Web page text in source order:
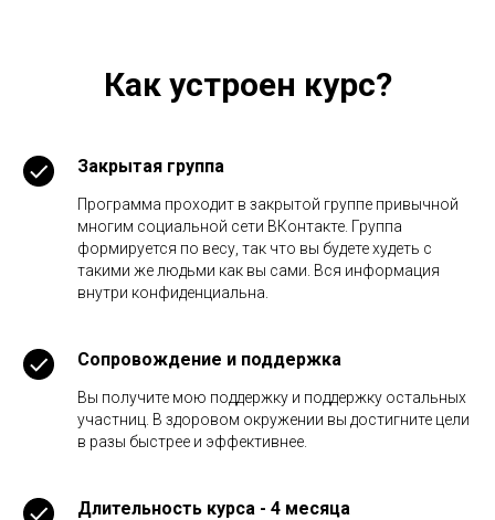
Как устроен курс?
Закрытая группа
Программа проходит в закрытой группе привычной
многим социальной сети ВКонтакте. Группа
формируется по весу, так что вы будете худеть с
такими же людьми как вы сами. Вся информация
внутри конфиденциальна.
Сопровождение и поддержка
Вы получите мою поддержку и поддержку остальных
участниц. В здоровом окружении вы достигните цели
в разы быстрее и эффективнее.
Длительность курса - 4 месяца